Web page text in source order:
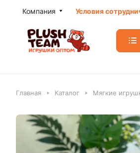
Компания Условия
Главная Каталог Мягкие